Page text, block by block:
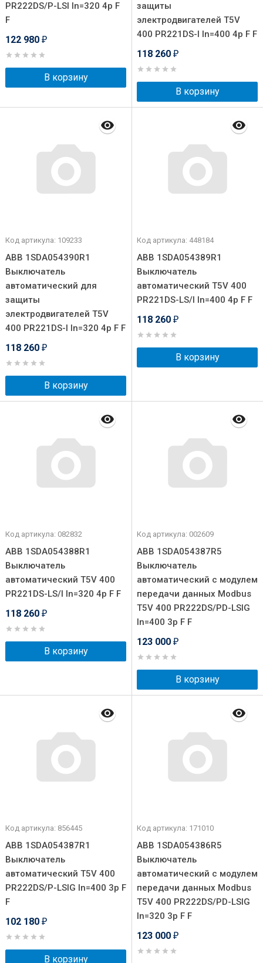
PR222DS/P-LSI In=320 4p F
F
122 980 ₽
В корзину
защиты
электродвигателей T5V
400 PR221DS-I In=400 4p F F
118 260 ₽
В корзину
Код артикула: 109233
ABB 1SDA054390R1
Выключатель
автоматический для
защиты
электродвигателей T5V
400 PR221DS-I In=320 4p F F
118 260 ₽
В корзину
Код артикула: 448184
ABB 1SDA054389R1
Выключатель
автоматический T5V 400
PR221DS-LS/I In=400 4p F F
118 260 ₽
В корзину
Код артикула: 082832
ABB 1SDA054388R1
Выключатель
автоматический T5V 400
PR221DS-LS/I In=320 4p F F
118 260 ₽
В корзину
Код артикула: 002609
ABB 1SDA054387R5
Выключатель
автоматический с модулем
передачи данных Modbus
T5V 400 PR222DS/PD-LSIG
In=400 3p F F
123 000 ₽
В корзину
Код артикула: 856445
ABB 1SDA054387R1
Выключатель
автоматический T5V 400
PR222DS/P-LSIG In=400 3p F
F
102 180 ₽
В корзину
Код артикула: 171010
ABB 1SDA054386R5
Выключатель
автоматический с модулем
передачи данных Modbus
T5V 400 PR222DS/PD-LSIG
In=320 3p F F
123 000 ₽